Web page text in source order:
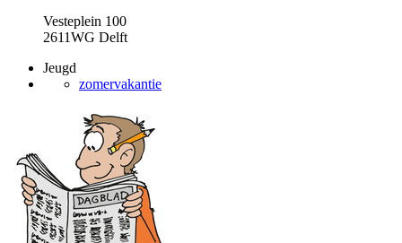
Vesteplein 100
2611WG Delft
Jeugd
zomervakantie